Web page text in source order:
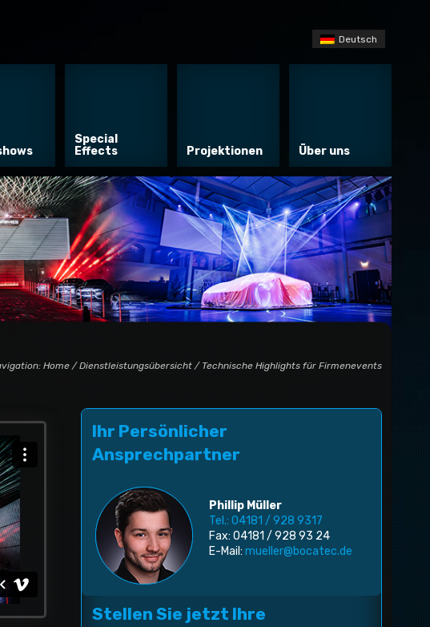
Deutsch
Special
Effects
Projektionen Über uns
Home /Dienstleistungsübersicht / Technische Highlights für Firmenevents
Ihr Persönlicher
Ansprechpartner
Phillip Müller
Tel.: 04181 / 928 9317
Fax: 04181 / 928 93 24
E-Mail:mueller@bocatec.de
Stellen Sie jetzt Ihre